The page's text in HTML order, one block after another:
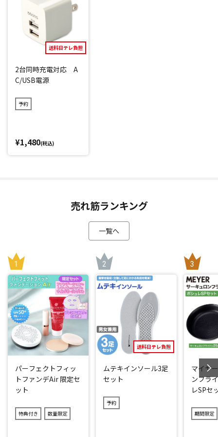
電源を入れて約90秒で使用可能な温度になるので、忙しい朝
のスタイリングにもおすすめ！
1回のフル充電(約2.5時間)で約50分使用可能。130℃・16
0℃・200℃の3段階の温度設定が可能なので、ご自身の髪質
やスタイルに合わせて使用できます。
旅行先や外出時、ちょっと髪型を直したい時など、いつでも
どこでも手軽にヘアスタイリングができちゃいます！
*：メーカー調べ
送料日テレ負担
2台同時充電対応 A
C/USB電源
予約
¥1,480(税込)
売れ筋ランキング
一覧へ
パーフェクトフィッ
トファンデAir 限定セ
ット
特典付き 数量限定
送料日テレ負担
ムテキインソール3足
セット
予約
マイヤ
ンフラ
レSPセ
期間限定